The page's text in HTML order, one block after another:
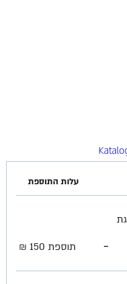
עלות התוספת
איסוף עצמי - רחוב התפוז 28 גת
- תוספת 150 ₪